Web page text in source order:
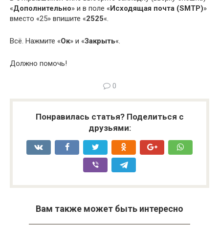
«Дополнительно» и в поле «Исходящая почта (SMTP)»
вместо «25» впишите «2525«.
Всё. Нажмите «Ок» и «Закрыть«.
Должно помочь!
0
Понравилась статья? Поделиться с
друзьями:
Вам также может быть интересно